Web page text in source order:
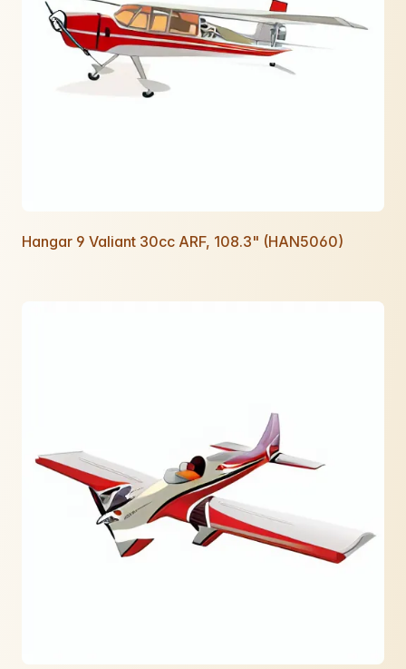
Hangar 9 Valiant 30cc ARF, 108.3" (HAN5060)